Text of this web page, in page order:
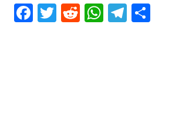
Facebook
Twitter
Reddit